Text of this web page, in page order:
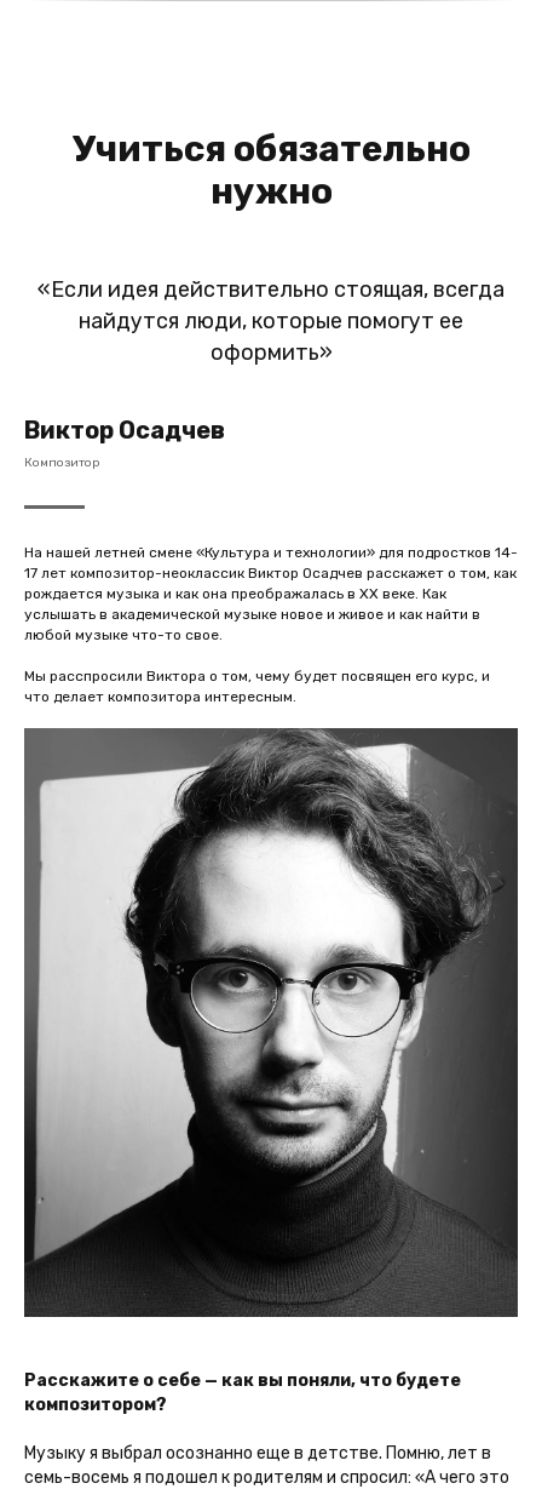
Учиться обязательно
нужно
«Если идея действительно стоящая, всегда
найдутся люди, которые помогут ее
оформить»
Виктор Осадчев
Композитор
На нашей летней смене «Культура и технологии» для подростков 14-
17 лет композитор-неоклассик Виктор Осадчев расскажет о том, как
рождается музыка и как она преображалась в XX веке. Как
услышать в академической музыке новое и живое и как найти в
любой музыке что-то свое.
Мы расспросили Виктора о том, чему будет посвящен его курс, и
что делает композитора интересным.
Расскажите о себе — как вы поняли, что будете
композитором?
Музыку я выбрал осознанно еще в детстве. Помню, лет в
семь-восемь я подошел к родителям и спросил: «А чего это